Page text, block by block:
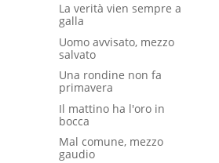
La verità vien sempre a
galla
Uomo avvisato, mezzo
salvato
Una rondine non fa
primavera
Il mattino ha l'oro in
bocca
Mal comune, mezzo
gaudio